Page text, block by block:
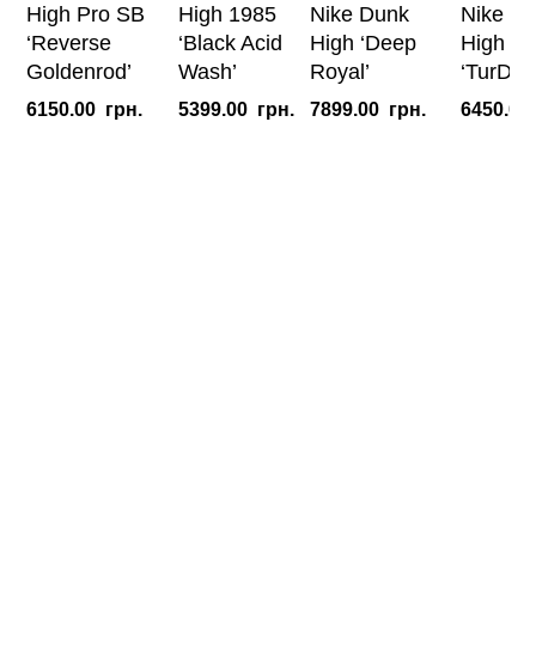
High Pro SB
‘Reverse
Goldenrod’
6150.00 грн.
High 1985
‘Black Acid
Wash’
5399.00 грн.
Nike Dunk
High ‘Deep
Royal’
7899.00 грн.
Nike
High
6450.00